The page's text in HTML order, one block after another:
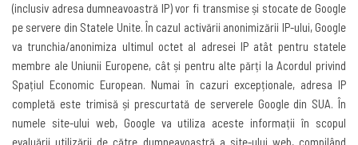
(inclusiv adresa dumneavoastră IP) vor fi transmise și stocate de Google
pe servere din Statele Unite. În cazul activării anonimizării IP-ului, Google
va trunchia/anonimiza ultimul octet al adresei IP atât pentru statele
membre ale Uniunii Europene, cât și pentru alte părți la Acordul privind
Spațiul Economic European. Numai în cazuri excepționale, adresa IP
completă este trimisă și prescurtată de serverele Google din SUA. În
numele site-ului web, Google va utiliza aceste informații în scopul
evaluării utilizării de către dumneavoastră a site-ului web, compilând